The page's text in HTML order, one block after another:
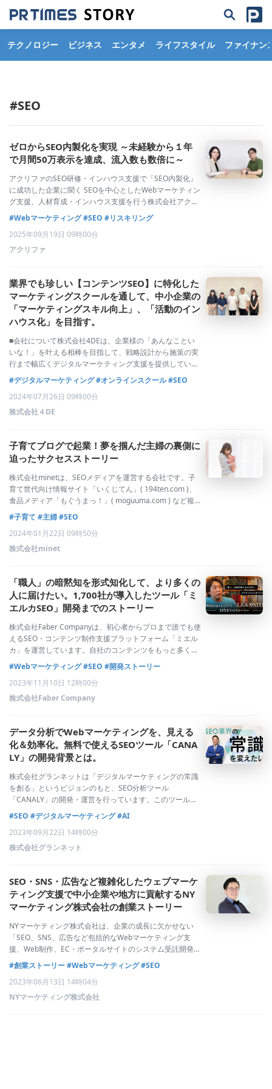
テクノロジー ビジネス エンタメ ライフスタイル ファイナン
#SEO
ゼロからSEO内製化を実現 ～未経験から１年
で月間50万表示を達成、流入数も数倍に～
アクリファのSEO研修・インハウス支援で「SEO内製化」
に成功した企業に聞く SEOを中心としたWebマーケティン
グ支援、人材育成・インハウス支援を行う株式会社アクリ
ファ（本社：東京都渋谷区、代表取締役：多胡 賢啓）は、
「SEOライティング研修、インハウス支援サービス」の導
入事例として、株
#Webマーケティング#SEO #リスキリング
2025年09月19日 09時00分
アクリファ
業界でも珍しい【コンテンツSEO】に特化した
マーケティングスクールを通して、中小企業の
「マーケティングスキル向上」、「活動のイン
ハウス化」を目指す。
■会社について株式会社4DEは、企業様の「あんなことい
いな！」を叶える相棒を目指して、戦略設計から施策の実
行まで幅広くデジタルマーケティング支援を提供していま
す。４DEが見据えるビジョンは「企業規模問わずデジタル
マーケティングが正しく行える環境を創造すること」を掲
げており、主に中小企業様を中心に事業
#デジタルマーケティング#オンラインスクール#SEO
2024年07月26日 09時00分
株式会社４DE
子育てブログで起業！夢を掴んだ主婦の裏側に
迫ったサクセスストーリー
株式会社minetは、SEOメディアを運営する会社です。子
育て世代向け情報サイト「いくじてん」( 194ten.com )、
食品メディア「もぐうまっ！」( moguuma.com ) など複
数のサイトを立ち上げ、グロースさせてきました。今回は
代表取締役の東中川 眸氏（以下、ひとみ）に、「いくじて
ん」
#子育て #主婦#SEO
2024年01月22日 09時50分
株式会社minet
「職人」の暗黙知を形式知化して、より多くの
人に届けたい。1,700社が導入したツール「ミ
エルカSEO」開発までのストーリー
株式会社Faber Companyは、初心者からプロまで誰でも使
えるSEO・コンテンツ制作支援プラットフォーム「ミエル
カ」を運営しています。自社のコンテンツをもっと多くの
人に届けたいが、社内の知識やリソース不足でなかなかう
まく進まないという悩みを持つ、約1700社ほどの企業に
「ミエルカSEO」という
#Webマーケティング#SEO #開発ストーリー
2023年11月10日 12時00分
株式会社Faber Company
データ分析でWebマーケティングを、見える
化＆効率化。無料で使えるSEOツール「CANA
LY」の開発背景とは。
株式会社グランネットは「デジタルマーケティングの常識
を創る」というビジョンのもと、SEO分析ツール
「CANALY」の開発・運営を行っています。このツール
は、デジタルマーケティング業界において「何が正しいの
か」が曖昧になっている状況を打破するために、2022年
11月にリリースされました。幅広い業界で導
#SEO #デジタルマーケティング#AI
2023年09月22日 14時00分
株式会社グランネット
SEO・SNS・広告など複雑化したウェブマーケ
ティング支援で中小企業や地方に貢献するNY
マーケティング株式会社の創業ストーリー
NYマーケティング株式会社は、企業の成長に欠かせない
「SEO、SNS、広告など包括的なWebマーケティング支
援、Web制作、EC・ポータルサイトのシステム受託開発」
を行っています。本ストーリーでは、そんなNYマーケティ
ング株式会社がどのように生まれたのか、また事業の展望
や思い描くについて代表の中川裕
#創業ストーリー#Webマーケティング#SEO
2023年06月13日 14時04分
NYマーケティング株式会社